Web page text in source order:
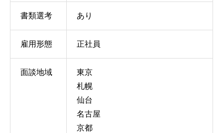
書類選考 あり
雇用形態 正社員
面談地域
東京
札幌
仙台
名古屋
京都